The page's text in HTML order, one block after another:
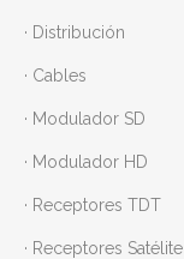
· Distribución
· Cables
· Modulador SD
· Modulador HD
· Receptores TDT
· Receptores Satélite